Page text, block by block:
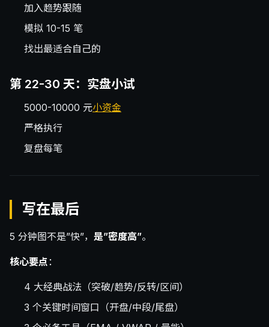
加入趋势跟随
模拟 10-15 笔
找出最适合自己的
第 22-30 天：实盘小试
5000-10000 元小资金
严格执行
复盘每笔
写在最后
5 分钟图不是”快”， 是”密度高”。
核心要点：
4 大经典战法（突破/趋势/反转/区间）
3 个关键时间窗口（开盘/中段/尾盘）